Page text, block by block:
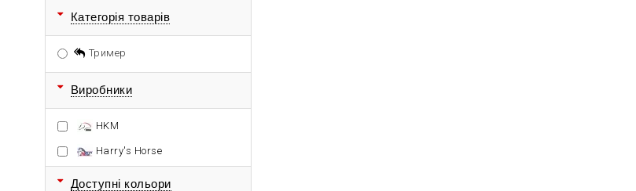
Категорія товарів
Тример
Виробники
HKM
Harry's Horse
Доступні кольори